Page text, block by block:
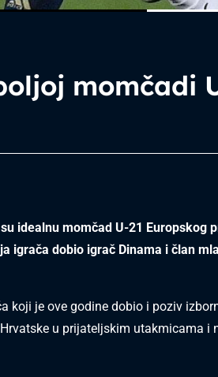
momčadi
idealnu momčad U-21 Europskog
igrača dobio igrač Dinama i član
koji je ove godine dobio i poziv
u prijateljskim utakmicama i